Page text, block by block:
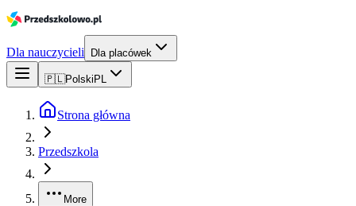
Dla nauczycieli Dla placówek
🇵🇱Polski PL
Strona główna
Przedszkola
More